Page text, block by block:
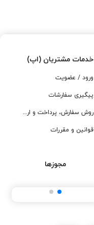
خدمات مشتریان (اپ)
ورود / عضویت
پیگیری سفارشات
روش سفارش، پرداخت و ارسال
قوانین و مقررات
مجوزها